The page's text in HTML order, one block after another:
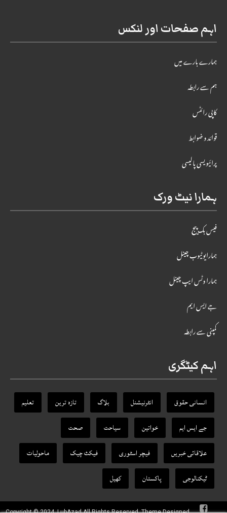
اہم صفحات اور لنکس
ہمارے بارے میں
ہم سے رابطہ
کاپی رائٹس
قوائد و ضوابط
پرائیویسی پالیسی
ہمارا نیٹ ورک
فیس بک پیج
ہمارایوٹیوب چینل
ہمارا وٹس ایپ چینل
جے ایس ایم
کمپنی سے رابطہ
اہم کیٹگری
انسانی حقوق انٹرنیشنل بلاگ تازہ ترین
تعلیم
جے ایس ایم
خواتین سیاحت
صحت
علاقائی خبریں
فیچر اسٹوری فیکٹ‌ چیک
ماحولیات
ٹیکنالوجی
پاکستان کھیل